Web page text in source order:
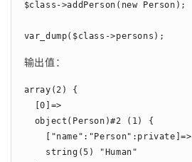
$class->addPerson(new Person);
var_dump($class->persons);
输出值：
array(2) {
  [0]=>
  object(Person)#2 (1) {
    ["name":"Person":private]=>
    string(5) "Human"